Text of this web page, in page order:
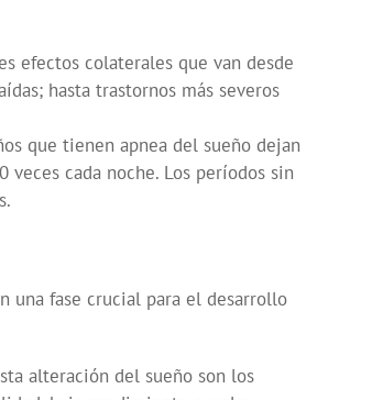
efectos colaterales que van desde
hasta trastornos más severos
que tienen apnea del sueño dejan
cada noche. Los períodos sin
una fase crucial para el desarrollo
alteración del sueño son los